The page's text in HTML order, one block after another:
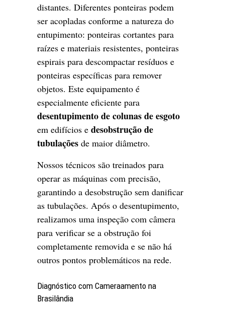
distantes. Diferentes ponteiras podem
ser acopladas conforme a natureza do
entupimento: ponteiras cortantes para
raízes e materiais resistentes, ponteiras
espirais para descompactar resíduos e
ponteiras específicas para remover
objetos. Este equipamento é
especialmente eficiente para
desentupimento de colunas de esgoto
em edifícios e desobstrução de
tubulações de maior diâmetro.
Nossos técnicos são treinados para
operar as máquinas com precisão,
garantindo a desobstrução sem danificar
as tubulações. Após o desentupimento,
realizamos uma inspeção com câmera
para verificar se a obstrução foi
completamente removida e se não há
outros pontos problemáticos na rede.
Diagnóstico com Cameraamento na
Brasilândia